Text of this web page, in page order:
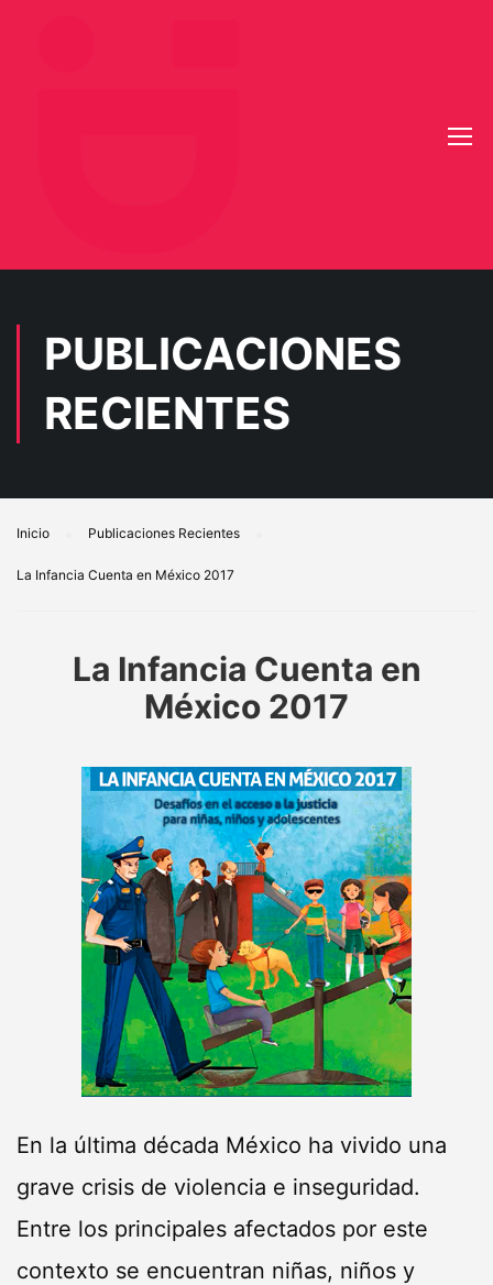
PUBLICACIONES
RECIENTES
Inicio Publicaciones Recientes
La Infancia Cuenta en México 2017
La Infancia Cuenta en
México 2017
En la última década México ha vivido una
grave crisis de violencia e inseguridad.
Entre los principales afectados por este
contexto se encuentran niñas, niños y